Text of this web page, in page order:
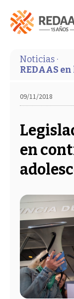
Noticias ·
REDAAS
09/11/2018
en